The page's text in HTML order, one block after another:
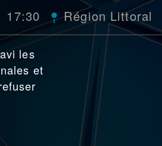
17:30 Région Littoral
les
et